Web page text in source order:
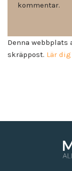
kommentar.
Denna
skräppost. Lär